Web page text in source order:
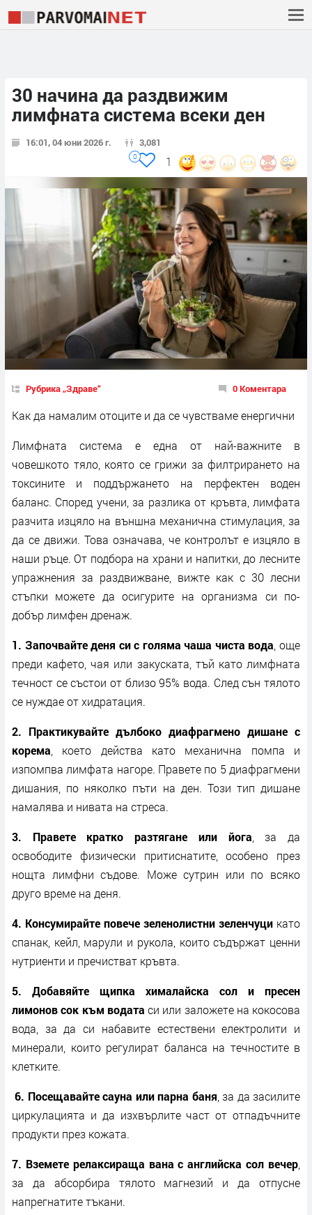
30 начина да раздвижим
лимфната система всеки ден
16:01, 04 юни 2026 г. 3,081
1
0
Рубрика „Здраве“ 0 Коментара
Как да намалим отоците и да се чувстваме енергични
Лимфната система е една от най-важните в
човешкото тяло, която се грижи за филтрирането на
токсините и поддържането на перфектен воден
баланс. Според учени, за разлика от кръвта, лимфата
разчита изцяло на външна механична стимулация, за
да се движи. Това означава, че контролът е изцяло в
наши ръце. От подбора на храни и напитки, до лесните
упражнения за раздвижване, вижте как с 30 лесни
стъпки можете да осигурите на организма си по-
добър лимфен дренаж.
1. Започвайте деня си с голяма чаша чиста вода , още
преди кафето, чая или закуската, тъй като лимфната
течност се състои от близо 95% вода. След сън тялото
се нуждае от хидратация.
2. Практикувайте дълбоко диафрагмено дишане с
корема , което действа като механична помпа и
изпомпва лимфата нагоре. Правете по 5 диафрагмени
дишания, по няколко пъти на ден. Този тип дишане
намалява и нивата на стреса.
3. Правете кратко разтягане или йога , за да
освободите физически притиснатите, особено през
нощта лимфни съдове. Може сутрин или по всяко
друго време на деня.
4. Консумирайте повече зеленолистни зеленчуци като
спанак, кейл, марули и рукола, които съдържат ценни
нутриенти и пречистват кръвта.
5. Добавяйте щипка хималайска сол и пресен
лимонов сок към водата си или заложете на кокосова
вода, за да си набавите естествени електролити и
минерали, които регулират баланса на течностите в
клетките.
6. Посещавайте сауна или парна баня , за да засилите
циркулацията и да изхвърлите част от отпадъчните
продукти през кожата.
7. Вземете релаксираща вана с английска сол вечер
за да абсорбира тялото магнезий и да отпусне
напрегнатите тъкани.